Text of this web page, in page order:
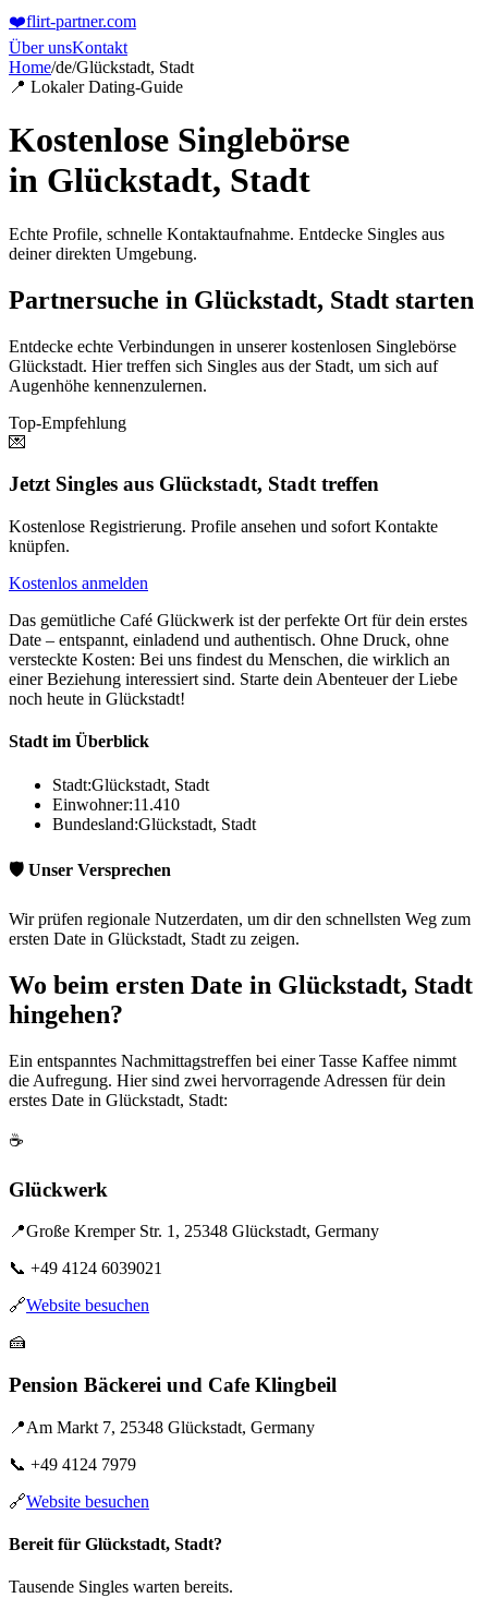
❤️flirt-partner.com
Über unsKontakt
Home/de/Glückstadt, Stadt
📍 Lokaler Dating-Guide
Kostenlose Singlebörse
in Glückstadt, Stadt
Echte Profile, schnelle Kontaktaufnahme. Entdecke Singles aus
deiner direkten Umgebung.
Partnersuche in Glückstadt, Stadt starten
Entdecke echte Verbindungen in unserer kostenlosen Singlebörse
Glückstadt. Hier treffen sich Singles aus der Stadt, um sich auf
Augenhöhe kennenzulernen.
Top-Empfehlung
💌
Jetzt Singles aus Glückstadt, Stadt treffen
Kostenlose Registrierung. Profile ansehen und sofort Kontakte
knüpfen.
Kostenlos anmelden
Das gemütliche Café Glückwerk ist der perfekte Ort für dein erstes
Date – entspannt, einladend und authentisch. Ohne Druck, ohne
versteckte Kosten: Bei uns findest du Menschen, die wirklich an
einer Beziehung interessiert sind. Starte dein Abenteuer der Liebe
noch heute in Glückstadt!
Stadt im Überblick
Stadt:Glückstadt, Stadt
Einwohner:11.410
Bundesland:Glückstadt, Stadt
🛡️ Unser Versprechen
Wir prüfen regionale Nutzerdaten, um dir den schnellsten Weg zum
ersten Date in Glückstadt, Stadt zu zeigen.
Wo beim ersten Date in Glückstadt, Stadt
hingehen?
Ein entspanntes Nachmittagstreffen bei einer Tasse Kaffee nimmt
die Aufregung. Hier sind zwei hervorragende Adressen für dein
erstes Date in Glückstadt, Stadt:
☕
Glückwerk
📍Große Kremper Str. 1, 25348 Glückstadt, Germany
📞 +49 4124 6039021
🔗Website besuchen
🍰
Pension Bäckerei und Cafe Klingbeil
📍Am Markt 7, 25348 Glückstadt, Germany
📞 +49 4124 7979
🔗Website besuchen
Bereit für Glückstadt, Stadt?
Tausende Singles warten bereits.